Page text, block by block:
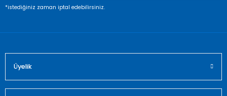
Ürün fiyatı diğer sitelerden daha pahalı.
*istediğiniz zaman iptal edebilirsiniz.
Üyelik